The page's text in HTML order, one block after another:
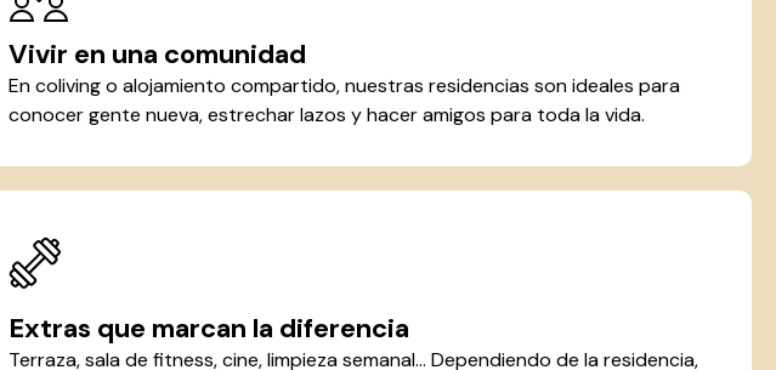
Vivir en una comunidad
En coliving o alojamiento compartido, nuestras residencias son ideales para
conocer gente nueva, estrechar lazos y hacer amigos para toda la vida.
Extras que marcan la diferencia
Terraza, sala de fitness, cine, limpieza semanal... Dependiendo de la residencia,